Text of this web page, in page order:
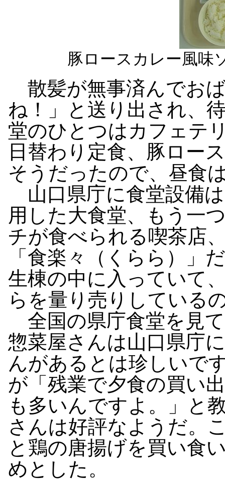
豚ロースカレー風味
散髪が無事済んでお
ね！」と送り出され、
堂のひとつはカフェテ
日替わり定食、豚ロー
そうだったので、昼食
山口県庁に食堂設備
用した大食堂、もう一
チが食べられる喫茶店
「食楽々（くらら）」
生棟の中に入っていて
らを量り売りしている
全国の県庁食堂を見
惣菜屋さんは山口県庁
んがあるとは珍しいで
が「残業で夕食の買い
も多いんですよ。」と
さんは好評なようだ。
と鶏の唐揚げを買い食
めとした。